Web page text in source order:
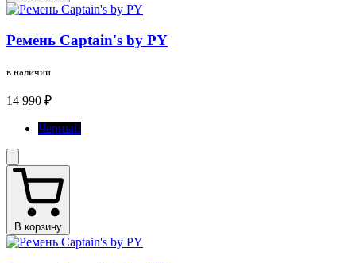
Ремень Captain's by PY
в наличии
14 990 ₽
Черный
В корзину